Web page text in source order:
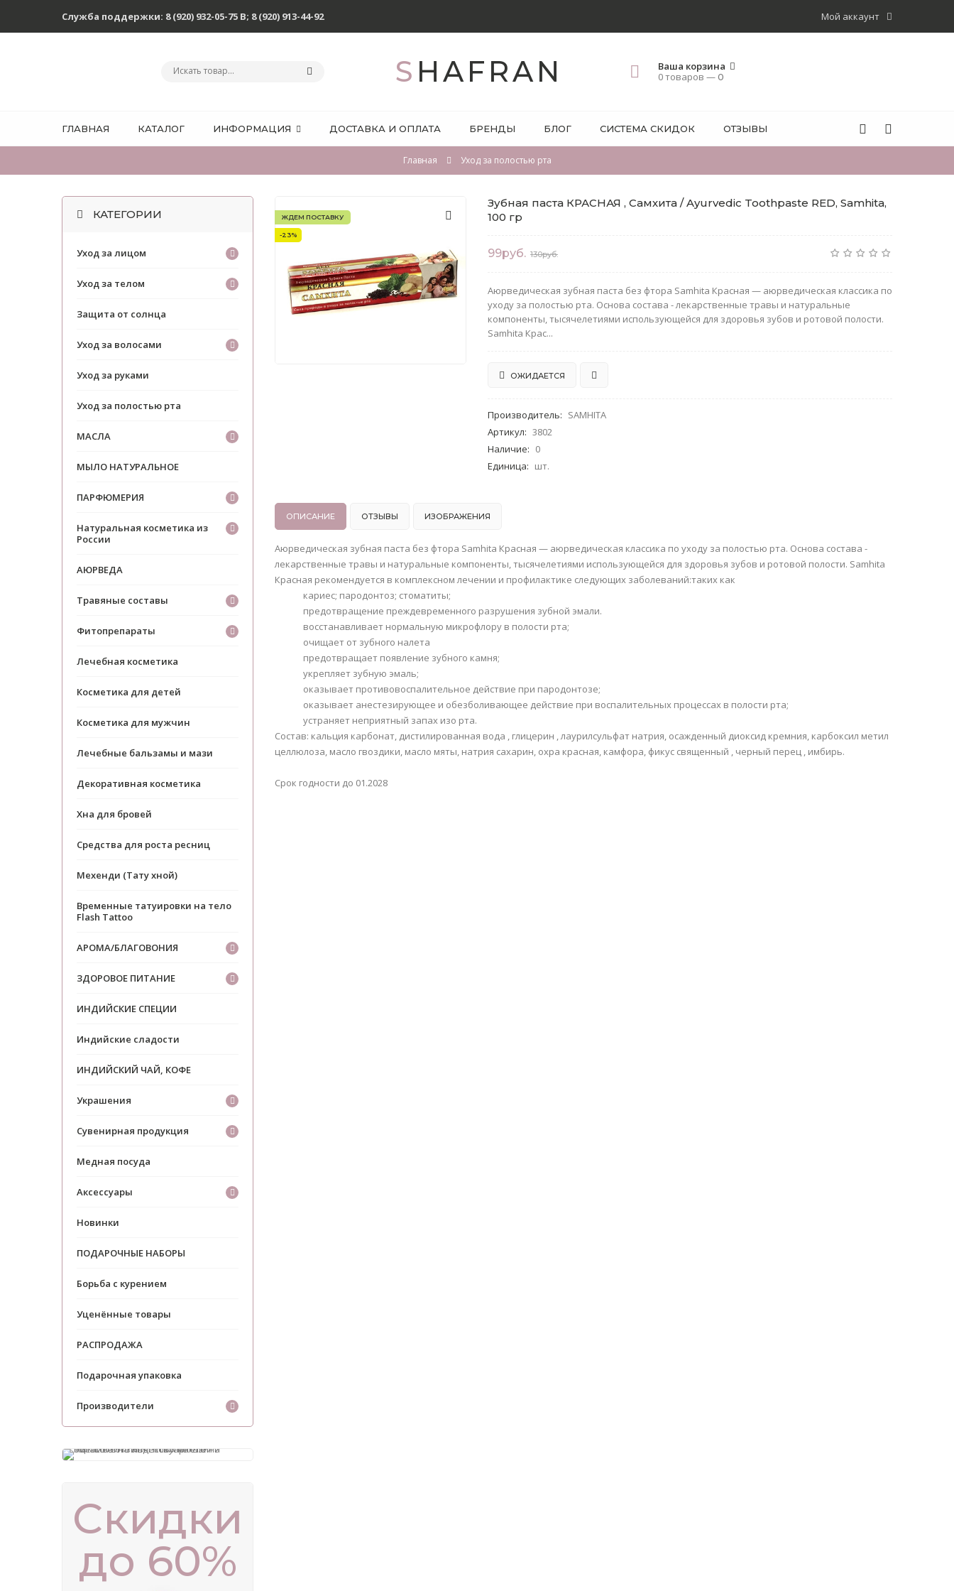
Мой аккаунт
Служба поддержки: 8 (920) 932-05-75 В; 8 (920) 913-44-92
SHAFRAN
Ваша корзина
0 товаров —0
ГЛАВНАЯ КАТАЛОГ ИНФОРМАЦИЯ ДОСТАВКА И ОПЛАТА БРЕНДЫ БЛОГ СИСТЕМА СКИДОК ОТЗЫВЫ
Главная Уход за полостью рта
ЖДЕМ ПОСТАВКУ
-23%
Зубная паста КРАСНАЯ , Самхита / Ayurvedic Toothpaste RED, Samhita,
100 гр
99руб. 130руб.
Аюрведическая зубная паста без фтора Samhita Красная — аюрведическая классика по
уходу за полостью рта. Основа состава - лекарственные травы и натуральные
компоненты, тысячелетиями использующейся для здоровья зубов и ротовой полости.
Samhita Крас...
ОЖИДАЕТСЯ
Производитель: SAMHITA
Артикул: 3802
Наличие: 0
Единица: шт.
ОПИСАНИЕ ОТЗЫВЫ ИЗОБРАЖЕНИЯ
Аюрведическая зубная паста без фтора Samhita Красная — аюрведическая классика по уходу за полостью рта. Основа состава -
лекарственные травы и натуральные компоненты, тысячелетиями использующейся для здоровья зубов и ротовой полости. Samhita
Красная рекомендуется в комплексном лечении и профилактике следующих заболеваний:таких как
кариес; пародонтоз; стоматиты;
предотвращение преждевременного разрушения зубной эмали.
восстанавливает нормальную микрофлору в полости рта;
очищает от зубного налета
предотвращает появление зубного камня;
укрепляет зубную эмаль;
оказывает противовоспалительное действие при пародонтозе;
оказывает анестезирующее и обезболивающее действие при воспалительных процессах в полости рта;
устраняет неприятный запах изо рта.
Состав: кальция карбонат, дистилированная вода , глицерин , лаурилсульфат натрия, осажденный диоксид кремния, карбоксил метил
целлюлоза, масло гвоздики, масло мяты, натрия сахарин, охра красная, камфора, фикус священный , черный перец , имбирь.
Срок годности до 01.2028
КАТЕГОРИИ
Уход за лицом
Уход за телом
Защита от солнца
Уход за волосами
Уход за руками
Уход за полостью рта
МАСЛА
МЫЛО НАТУРАЛЬНОЕ
ПАРФЮМЕРИЯ
Натуральная косметика из
России
АЮРВЕДА
Травяные составы
Фитопрепараты
Лечебная косметика
Косметика для детей
Косметика для мужчин
Лечебные бальзамы и мази
Декоративная косметика
Хна для бровей
Средства для роста ресниц
Мехенди (Тату хной)
Временные татуировки на тело
Flash Tattoo
АРОМА/БЛАГОВОНИЯ
ЗДОРОВОЕ ПИТАНИЕ
ИНДИЙСКИЕ СПЕЦИИ
Индийские сладости
ИНДИЙСКИЙ ЧАЙ, КОФЕ
Украшения
Сувенирная продукция
Медная посуда
Аксессуары
Новинки
ПОДАРОЧНЫЕ НАБОРЫ
Борьба с курением
Уценённые товары
РАСПРОДАЖА
Подарочная упаковка
Производители
Скидки
до 60%